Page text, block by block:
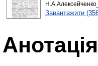
Завантажити
Анотація